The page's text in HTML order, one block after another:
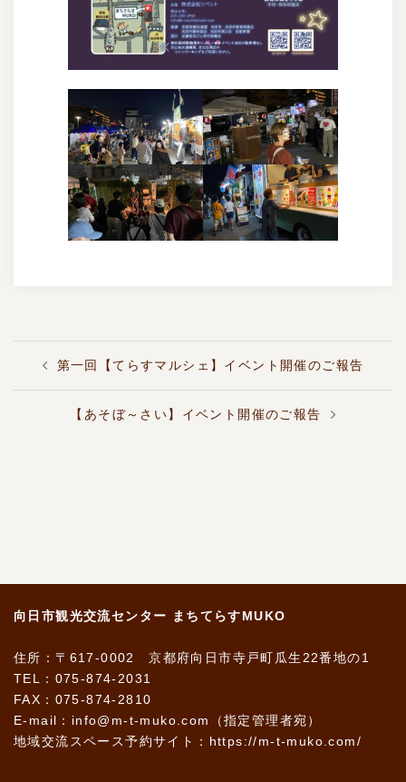
ナ
第一回【てらすマルシェ】イベント開催のご報告
【あそぼ～さい】イベント開催のご報告
向日市観光交流センター まちてらすMUKO
住所：〒617-0002 京都府向日市寺戸町瓜生22番地の1
TEL：075-874-2031
FAX：075-874-2810
E-mail：info@m-t-muko.com（指定管理者宛）
地域交流スペース予約サイト： https://m-t-muko.com/